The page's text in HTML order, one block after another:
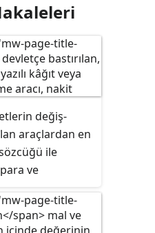
değiş-
araçlardan en
ile
ve
mevduatlar ve
meydana